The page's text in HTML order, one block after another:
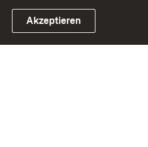
Akzeptieren